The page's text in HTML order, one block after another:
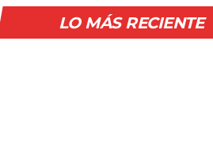
LO MÁS RECIENTE